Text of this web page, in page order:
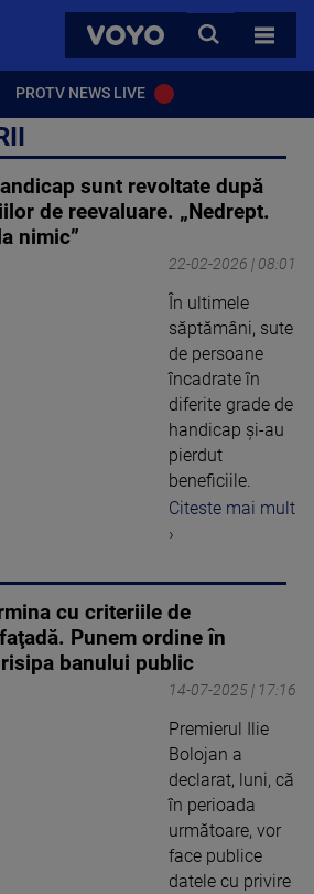
VOYO
CAUTA
TOATE
PROTV NEWS LIVE
sunt revoltate după
de reevaluare. „Nedrept.
nimic”
22-02-2026 | 08:01
În ultimele
săptămâni, sute
de persoane
încadrate în
diferite grade de
handicap și-au
pierdut
beneficiile.
Citeste mai mult
›
cu criteriile de
Punem ordine în
banului public
14-07-2025 | 17:16
Premierul Ilie
Bolojan a
declarat, luni, că
în perioada
următoare, vor
face publice
datele cu privire